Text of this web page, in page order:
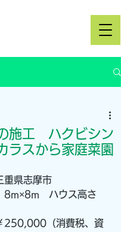
施工 ハクビシン
ラスから家庭菜園
重県志摩市
8m×8m　ハウス高さ
250,000（消費税、資